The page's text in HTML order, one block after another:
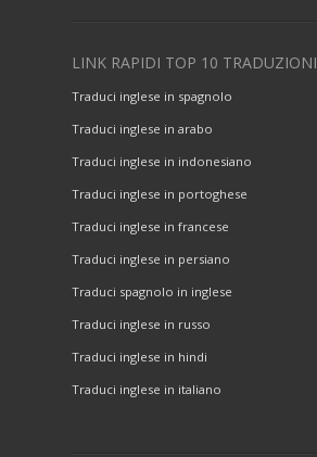
LINK RAPIDI TOP 10 TRADUZIONI
Traduci inglese in spagnolo
Traduci inglese in arabo
Traduci inglese in indonesiano
Traduci inglese in portoghese
Traduci inglese in francese
Traduci inglese in persiano
Traduci spagnolo in inglese
Traduci inglese in russo
Traduci inglese in hindi
Traduci inglese in italiano